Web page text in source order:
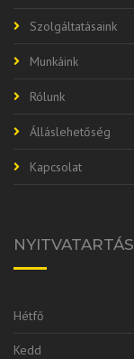
Szolgáltatásaink
Munkáink
Rólunk
Álláslehetőség
Kapcsolat
NYITVATARTÁS
Hétfő
Kedd